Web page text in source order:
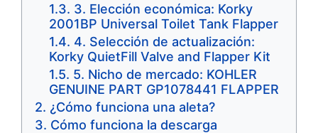
3. Elección económica: Korky
2001BP Universal Toilet Tank Flapper
4. Selección de actualización:
Korky QuietFill Valve and Flapper Kit
5. Nicho de mercado: KOHLER
GENUINE PART GP1078441 FLAPPER
¿Cómo funciona una aleta?
Cómo funciona la descarga